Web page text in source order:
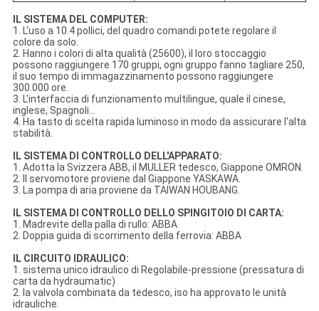
IL SISTEMA DEL COMPUTER:
1. L'uso a 10.4 pollici, del quadro comandi potete regolare il
colore da solo.
2. Hanno i colori di alta qualità (25600), il loro stoccaggio
possono raggiungere 170 gruppi, ogni gruppo fanno tagliare 250,
il suo tempo di immagazzinamento possono raggiungere
300.000 ore.
3. L'interfaccia di funzionamento multilingue, quale il cinese,
inglese, Spagnoli…
4. Ha tasto di scelta rapida luminoso in modo da assicurare l'alta
stabilità.
IL SISTEMA DI CONTROLLO DELL'APPARATO:
1. Adotta la Svizzera ABB, il MULLER tedesco, Giappone OMRON.
2. Il servomotore proviene dal Giappone YASKAWA.
3. La pompa di aria proviene da TAIWAN HOUBANG.
IL SISTEMA DI CONTROLLO DELLO SPINGITOIO DI CARTA:
1. Madrevite della palla di rullo: ABBA
2. Doppia guida di scorrimento della ferrovia: ABBA
IL CIRCUITO IDRAULICO:
1. sistema unico idraulico di Regolabile-pressione (pressatura di
carta da hydraumatic)
2. la valvola combinata da tedesco, iso ha approvato le unità
idrauliche.